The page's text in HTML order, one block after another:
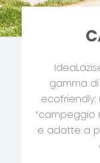
gamma
ecofriendly:
“campeggio
e adatte a